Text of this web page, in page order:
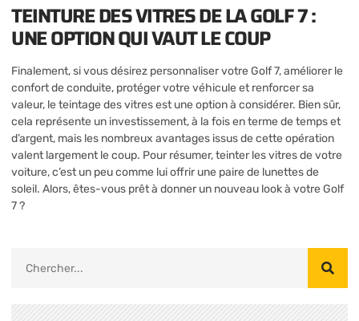
TEINTURE DES VITRES DE LA GOLF 7 :
UNE OPTION QUI VAUT LE COUP
Finalement, si vous désirez personnaliser votre Golf 7, améliorer le
confort de conduite, protéger votre véhicule et renforcer sa
valeur, le teintage des vitres est une option à considérer. Bien sûr,
cela représente un investissement, à la fois en terme de temps et
d’argent, mais les nombreux avantages issus de cette opération
valent largement le coup. Pour résumer, teinter les vitres de votre
voiture, c’est un peu comme lui offrir une paire de lunettes de
soleil. Alors, êtes-vous prêt à donner un nouveau look à votre Golf
7 ?